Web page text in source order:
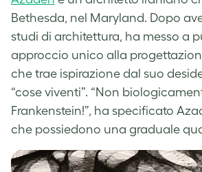
Bethesda, nel Maryland. Dopo
studi di architettura, ha messo a
approccio unico alla
che trae ispirazione dal suo
“cose viventi”. “Non
Frankenstein!”, ha specificato
che possiedono una graduale